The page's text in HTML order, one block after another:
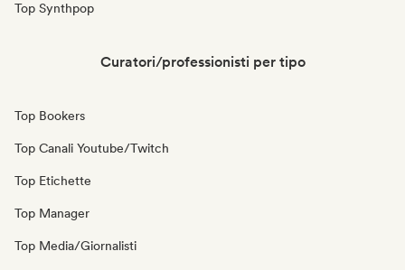
Top Synthpop
Curatori/professionisti per tipo
Top Bookers
Top Canali Youtube/Twitch
Top Etichette
Top Manager
Top Media/Giornalisti